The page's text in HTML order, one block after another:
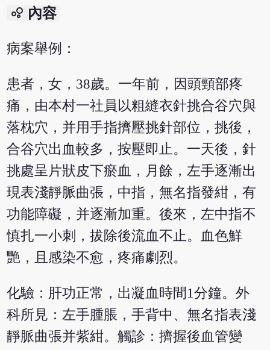
bubble_chart 內容
病案舉例：
患者，女，38歲。一年前，因頭頸部疼
痛，由本村一社員以粗縫衣針挑合谷穴與
落枕穴，并用手指擠壓挑針部位，挑後，
合谷穴出血較多，按壓即止。一天後，針
挑處呈片狀皮下瘀血，月餘，左手逐漸出
現表淺靜脈曲張，中指，無名指發紺，有
功能障礙，并逐漸加重。後來，左中指不
慎扎一小刺，拔除後流血不止。血色鮮
艷，且感染不愈，疼痛劇烈。
化驗：肝功正常，出凝血時間1分鐘。外
科所見：左手腫脹，手背中、無名指表淺
靜脈曲張并紫紺。觸診：擠握後血管變